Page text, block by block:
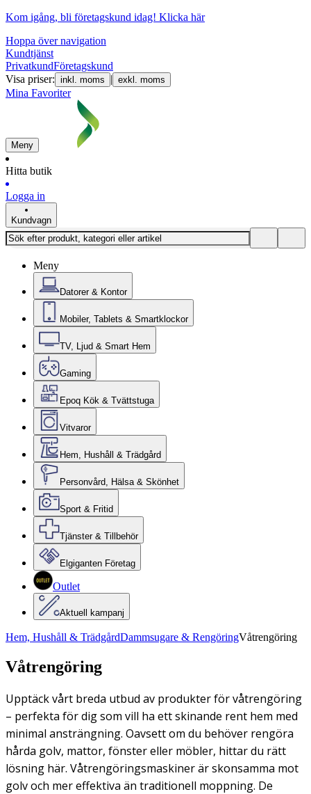
Kom igång, bli företagskund idag! Klicka här
Hoppa över navigation
Kundtjänst
PrivatkundFöretagskund
Visa priser: inkl. moms | exkl. moms
Mina Favoriter
Meny
Hitta butik
Logga in
Kundvagn
Meny
Datorer & Kontor
Mobiler, Tablets & Smartklockor
TV, Ljud & Smart Hem
Gaming
Epoq Kök & Tvättstuga
Vitvaror
Hem, Hushåll & Trädgård
Personvård, Hälsa & Skönhet
Sport & Fritid
Tjänster & Tillbehör
Elgiganten Företag
Outlet
Aktuell kampanj
Hem, Hushåll & TrädgårdDammsugare & RengöringVåtrengöring
Våtrengöring
Upptäck vårt breda utbud av produkter för våtrengöring
– perfekta för dig som vill ha ett skinande rent hem med
minimal ansträngning. Oavsett om du behöver rengöra
hårda golv, mattor, fönster eller möbler, hittar du rätt
lösning här. Våtrengöringsmaskiner är skonsamma mot
golv och mer effektiva än traditionell moppning. De